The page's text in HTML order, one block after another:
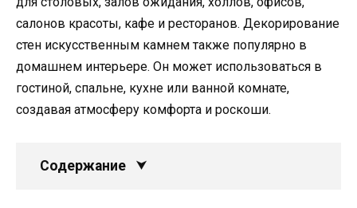
салонов красоты, кафе и ресторанов. Декорирование
стен искусственным камнем также популярно в
домашнем интерьере. Он может использоваться в
гостиной, спальне, кухне или ванной комнате,
создавая атмосферу комфорта и роскоши.
Содержание